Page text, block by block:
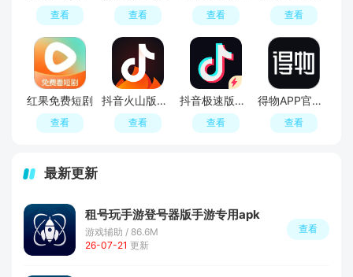
查看 查看 查看 查看
红果免费短剧
查看
抖音火山版官方正版正规版
查看
抖音极速版最新版本官方版2026
查看
得物APP官方正版
查看
最新更新
租号玩手游登号器版手游专用apk
游戏辅助 / 86.6M
26-07-21 更新
查看